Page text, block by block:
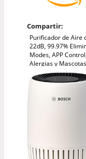
Compartir:
Purificador de Aire
22dB, 99.97%
Modes, APP
Alergias y Mascotas